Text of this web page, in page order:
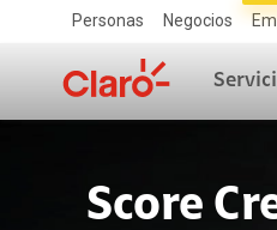
Personas Negocios
Servicios
Soluciones
Noticias
Claro Cloud
Score